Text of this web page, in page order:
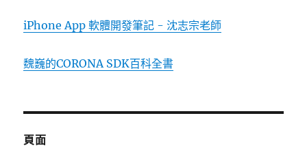
iPhone App 軟體開發筆記 - 沈志宗老師
魏巍的CORONA SDK百科全書
頁面